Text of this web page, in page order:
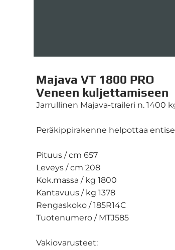
Majava VT 1800 PRO
Veneen kuljettamiseen
Jarrullinen Majava-traileri n. 1400
Peräkippirakenne helpottaa
Pituus / cm 657
Leveys / cm 208
Kok.massa / kg 1800
Kantavuus / kg 1378
Rengaskoko / 185R14C
Tuotenumero / MTJ585
Vakiovarusteet: